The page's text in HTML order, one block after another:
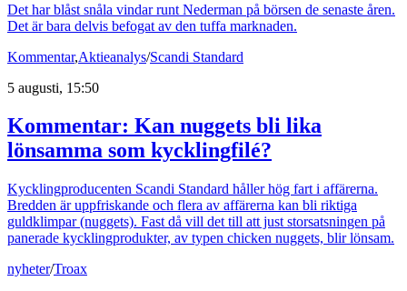
Det har blåst snåla vindar runt Nederman på börsen de senaste åren.
Det är bara delvis befogat av den tuffa marknaden.
Kommentar,Aktieanalys/Scandi Standard
5 augusti, 15:50
Kommentar: Kan nuggets bli lika
lönsamma som kycklingfilé?
Kycklingproducenten Scandi Standard håller hög fart i affärerna.
Bredden är uppfriskande och flera av affärerna kan bli riktiga
guldklimpar (nuggets). Fast då vill det till att just storsatsningen på
panerade kycklingprodukter, av typen chicken nuggets, blir lönsam.
nyheter/Troax